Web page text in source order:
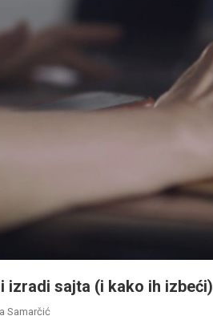
izradi sajta (i kako ih izbeći)
Samarčić